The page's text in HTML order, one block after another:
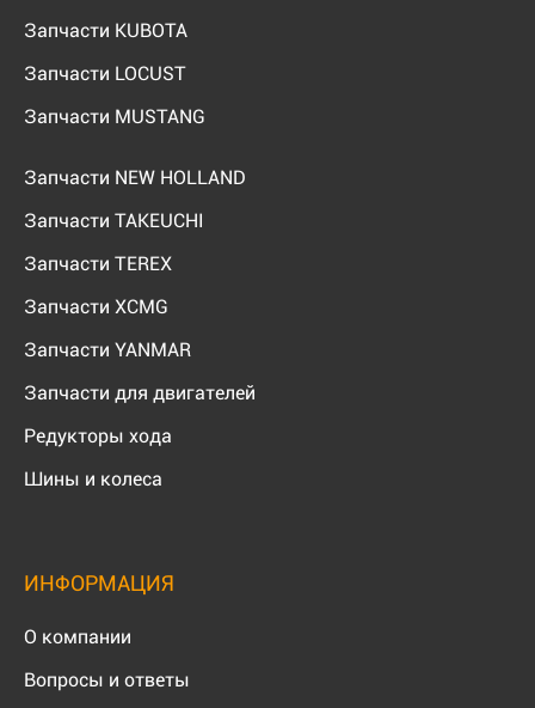
Запчасти KUBOTA
Запчасти LOCUST
Запчасти MUSTANG
Запчасти NEW HOLLAND
Запчасти TAKEUCHI
Запчасти TEREX
Запчасти XCMG
Запчасти YANMAR
Запчасти для двигателей
Редукторы хода
Шины и колеса
ИНФОРМАЦИЯ
О компании
Вопросы и ответы